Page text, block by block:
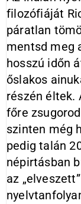
filozófiáját
páratlan
mentsd meg
hosszú időn
őslakos
részén éltek.
főre
szinten még
pedig talán
népirtásban
az